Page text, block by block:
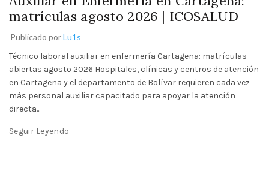
matrículas agosto 2026 | ICOSALUD
Publicado porLu1s
Técnico laboral auxiliar en enfermería Cartagena: matrículas
abiertas agosto 2026 Hospitales, clínicas y centros de atención
en Cartagena y el departamento de Bolívar requieren cada vez
más personal auxiliar capacitado para apoyar la atención
directa...
Seguir Leyendo